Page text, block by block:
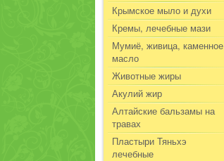
Крымское мыло и духи
Кремы, лечебные мази
Мумиё, живица, каменное
масло
Животные жиры
Акулий жир
Алтайские бальзамы на
травах
Пластыри Тяньхэ
лечебные